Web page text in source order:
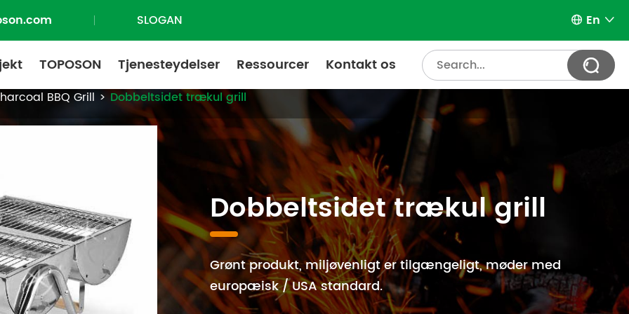
SLOGAN  En 
TOPOSON Tjenesteydelser Ressourcer Kontakt os 
Dobbeltsidet trækul grill
Grønt produkt, miljøvenligt er tilgængeligt, møder med
europæisk / USA standard.
BBQ Grill Dobbeltsidet trækul grill